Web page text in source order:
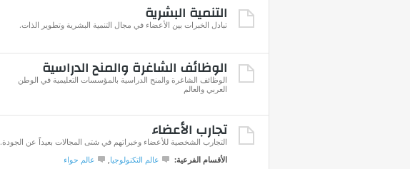
التنمية البشرية
تبادل الخبرات بين الأعضاء في مجال التنمية البشرية وتطوير الذات.
الوظائف الشاغرة والمنح الدراسية
الوظائف الشاغرة والمنح الدراسية بالمؤسسات التعليمية في الوطن
العربي والعالم
تجارب الأعضاء
التجارب الشخصية للأعضاء وخبراتهم في شتى المجالات بعيداً عن الجودة.
الأقسام الفرعية:
عالم التكنولوجيا عالم حواء